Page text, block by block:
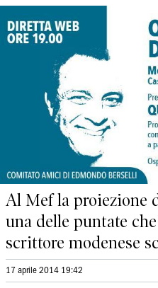
Al Mef la proiezione
una delle puntate
scrittore modenese
17 aprile 2014 19:42